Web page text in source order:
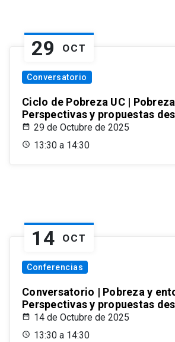
29 OCT
Conversatorio
Ciclo de Pobreza UC |
Perspectivas y propuestas
29 de Octubre de 2025
13:30 a 14:30
14 OCT
Conferencias
Conversatorio | Pobreza y
Perspectivas y propuestas
14 de Octubre de 2025
13:30 a 14:30